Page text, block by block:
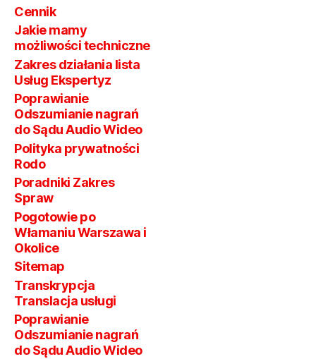
Cennik
Jakie mamy
możliwości techniczne
Zakres działania lista
Usług Ekspertyz
Poprawianie
Odszumianie nagrań
do Sądu Audio Wideo
Polityka prywatności
Rodo
Poradniki Zakres
Spraw
Pogotowie po
Włamaniu Warszawa i
Okolice
Sitemap
Transkrypcja
Translacja usługi
Poprawianie
Odszumianie nagrań
do Sądu Audio Wideo